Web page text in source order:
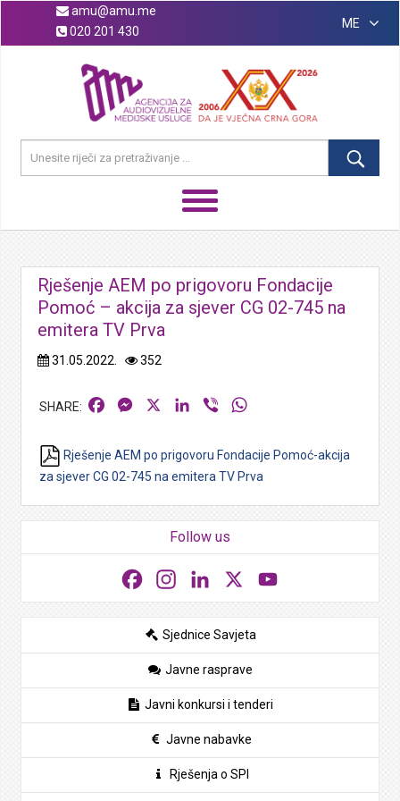
amu@amu.me
020 201 430
ME
Rješenje AEM po prigovoru Fondacije
Pomoć – akcija za sjever CG 02-745 na
emitera TV Prva
31.05.2022. 352
FacebookMessengerLinkedIn
Viber
Rješenje AEM po prigovoru Fondacije Pomoć-akcija
za sjever CG 02-745 na emitera TV Prva
Follow us
FacebookInstagramLinkedIn
Sjednice Savjeta
Javne rasprave
Javni konkursi i tenderi
Javne nabavke
Rješenja o SPI